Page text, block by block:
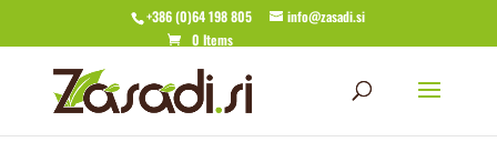
+386 (0)64 198 805
info@zasadi.si
0 Items